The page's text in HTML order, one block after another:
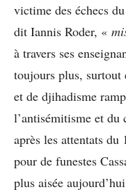
victime des échecs
dit Iannis Roder, «
à travers ses
toujours plus, surtout
et de djihadisme
l’antisémitisme et du
après les attentats du
pour de funestes
plus aisée